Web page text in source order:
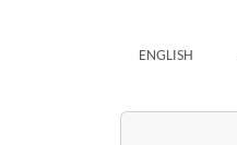
ENGLISH